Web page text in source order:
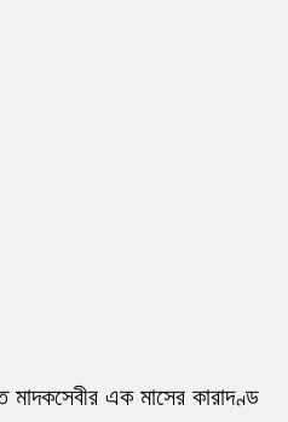
মাদকসেবীর এক মাসের কারাদণ্ড